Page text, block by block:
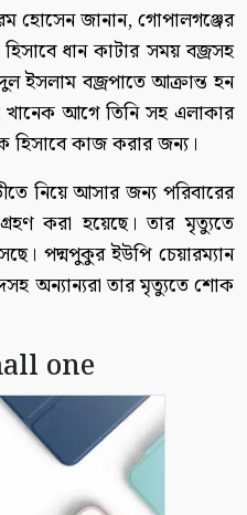
হোসেন জানান, গোপালগঞ্জের
ধান কাটার সময় বজ্রসহ
ইসলাম বজ্রপাতে আক্রান্ত হন
খানেক আগে তিনি সহ এলাকার
হিসাবে কাজ করার জন্য।
নিয়ে আসার জন্য পরিবারের
করা হয়েছে। তার মৃত্যুতে
পদ্মপুকুর ইউপি চেয়ারম্যান
অন্যান্যরা তার মৃত্যুতে শোক
one